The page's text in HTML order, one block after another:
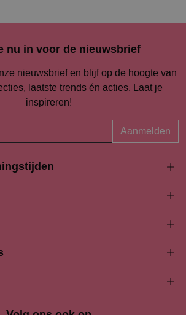
nu in voor de nieuwsbrief
nieuwsbrief en blijf op de hoogte van
laatste trends én acties. Laat je
inspireren!
Aanmelden
13:00 - 17:30